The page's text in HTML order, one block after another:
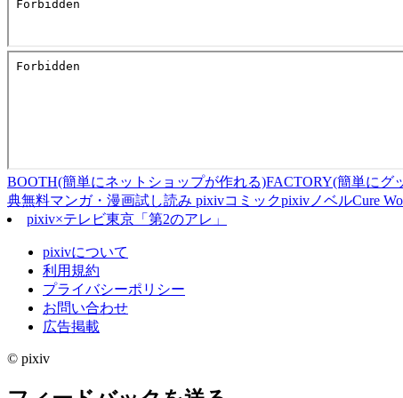
BOOTH(簡単にネットショップが作れる)FACTORY(簡単にグ
典無料マンガ・漫画試し読み pixivコミックpixivノベルCure
pixiv×テレビ東京「第2のアレ」
pixivについて
利用規約
プライバシーポリシー
お問い合わせ
広告掲載
© pixiv